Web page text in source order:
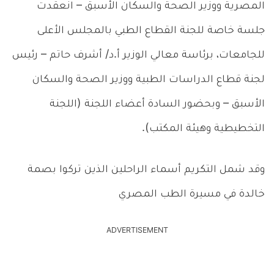
المصرية ووزير الصحة والسكان الأسبق – انعقدت
جلسة خاصة للجنة القطاع الطبي بالمجلس الأعلى
للجامعات، برئاسة معالي الوزير أ.د/ أشرف حاتم – رئيس
لجنة قطاع الدراسات الطبية ووزير الصحة والسكان
الأسبق – وبحضور السادة أعضاء اللجنة (اللجنة
التخطيطية وهيئة المكتب).
وقد شمل التكريم أسماء الراحلين الذين تركوا بصمة
خالدة في مسيرة الطب المصري
ADVERTISEMENT